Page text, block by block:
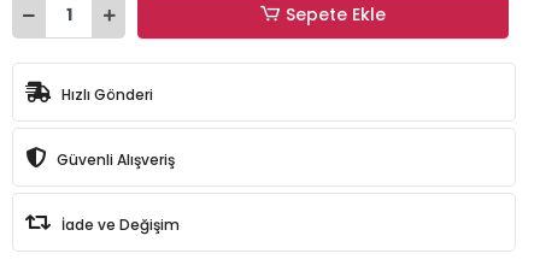
Sepete Ekle
Hızlı Gönderi
Güvenli Alışveriş
İade ve Değişim